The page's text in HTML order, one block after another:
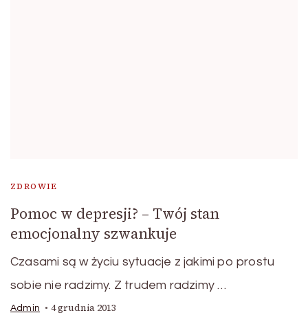
ZDROWIE
Pomoc w depresji? – Twój stan
emocjonalny szwankuje
Czasami są w życiu sytuacje z jakimi po prostu
sobie nie radzimy. Z trudem radzimy …
Admin 4 grudnia 2013